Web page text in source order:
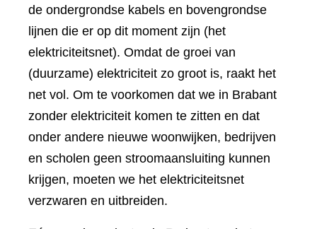
de ondergrondse kabels en bovengrondse
lijnen die er op dit moment zijn (het
elektriciteitsnet). Omdat de groei van
(duurzame) elektriciteit zo groot is, raakt het
net vol. Om te voorkomen dat we in Brabant
zonder elektriciteit komen te zitten en dat
onder andere nieuwe woonwijken, bedrijven
en scholen geen stroomaansluiting kunnen
krijgen, moeten we het elektriciteitsnet
verzwaren en uitbreiden.